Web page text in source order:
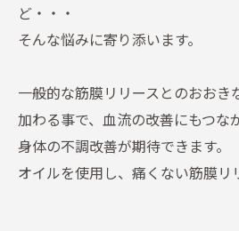
ど・・・
そんな悩みに寄り添います。
一般的な筋膜リリースとのおおき
加わる事で、血流の改善にもつな
身体の不調改善が期待できます。
オイルを使用し、痛くない筋膜リ